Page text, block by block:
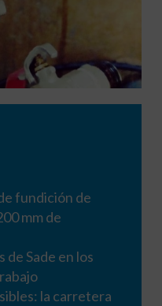
fundición de
mm de
de Sade en los
la carretera